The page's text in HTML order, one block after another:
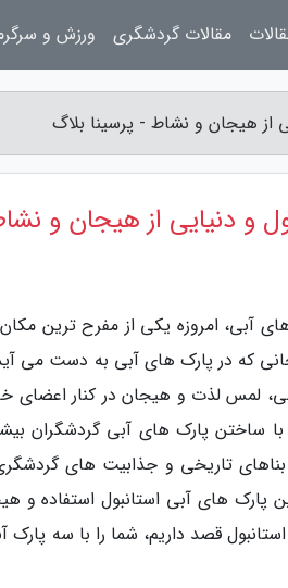
از هیجان و نشاط - پرسینا بلاگ
و دنیایی از هیجان و
آبی، امروزه یکی از مفرح ترین
که در پارک های آبی به دست می
لمس لذت و هیجان در کنار اعضای
ساختن پارک های آبی گردشگران
بناهای تاریخی و جذابیت های
پارک های آبی استانبول استفاده و
قصد داریم، شما را با سه
مقالات گردشگری ورزش و